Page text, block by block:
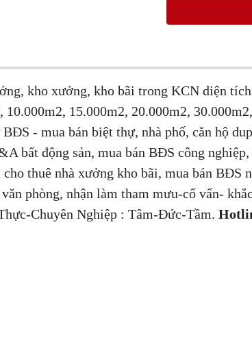
kho xưởng, kho bãi trong KCN diện
10.000m2, 15.000m2, 20.000m2,
- mua bán biệt thự, nhà phố, căn hộ
bất động sản, mua bán BĐS công
thuê nhà xưởng kho bãi, mua bán BĐS
phòng, nhận làm tham mưu-cố vấn-
Chuyên Nghiệp : Tâm-Đức-Tầm.